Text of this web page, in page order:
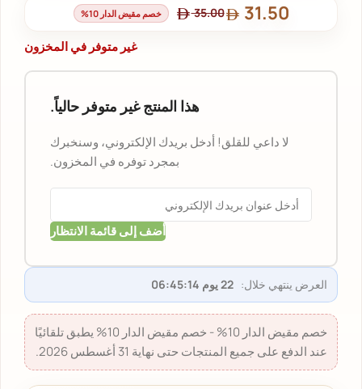
35.00 31.50 خصم مقيض الدار 10%
غير متوفر في المخزون
هذا المنتج غير متوفر حالياً.
لا داعي للقلق! أدخل بريدك الإلكتروني، وسنخبرك
بمجرد توفره في المخزون.
أضف إلى قائمة الانتظار
العرض ينتهي خلال: 22 يوم 06:45:14
خصم مقيض الدار 10% - خصم مقيض الدار 10% يطبق تلقائيًا
عند الدفع على جميع المنتجات حتى نهاية 31 أغسطس 2026.